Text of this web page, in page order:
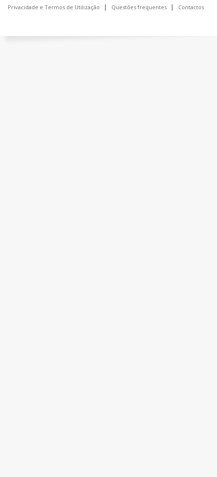
Privacidade e Termos de Utilização Questões frequentes Contactos